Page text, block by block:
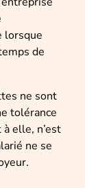
lorsque
de
ne sont
tolérance
elle, n’est
ne se